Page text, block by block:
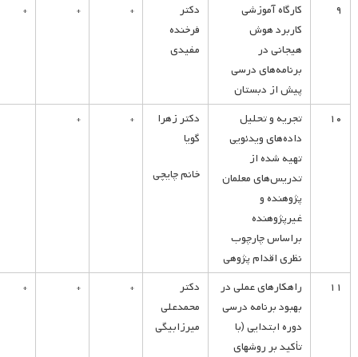
۹
کارگاه آموزشی
کاربرد هوش
هیجانی در
برنامه‌های درسی
پیش از دبستان
دکتر
فرخنده
مفیدی
*
*
*
۱۰
تجریه و تحلیل
داده‌های ویدئویی
تهیه شده از
تدریس‌های معلمان
پژوهنده و
غیرپژوهنده
براساس چارچوب
نظری اقدام پژوهی
دکتر زهرا
گویا
خانم چایچی
*
*
۱۱
راهکارهای عملی در
بهبود برنامه درسی
دوره ابتدایی (با
تأکید بر روشهای
دکتر
محمدعلی
میرزابیگی
*
*
*